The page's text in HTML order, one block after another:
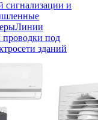
сигнализации и
Линии
под
зданий